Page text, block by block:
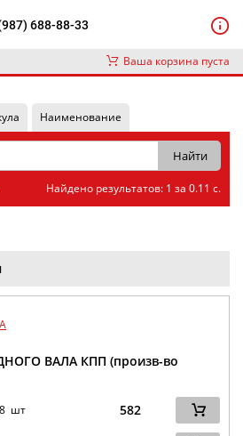
688-88-33
Ваша корзина пуста
Наименование
Найдено результатов: 1 за 0.11 с.
ВАЛА КПП (произв-во
шт 582